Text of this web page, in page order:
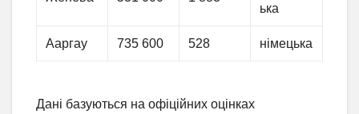
ька
Ааргау 735 600 528 німецька
Дані базуються на офіційних оцінках